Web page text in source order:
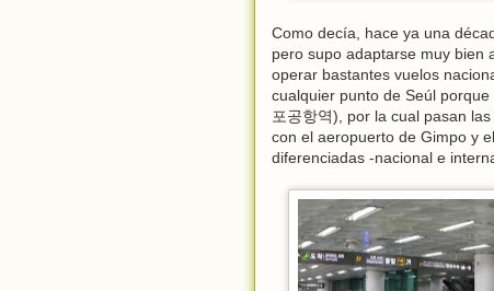
Como decía, hace ya una
pero supo adaptarse muy bien
operar bastantes vuelos
cualquier punto de Seúl
포공항역), por la cual pasan
con el aeropuerto de Gimpo y
diferenciadas -nacional e